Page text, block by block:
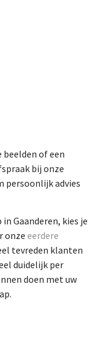
of een
bij onze
persoonlijk advies
Gaanderen, kies je
onzeeerdere
tevreden klanten
duidelijk per
doen met uw
bij onze
advies
Gaanderen, kies je